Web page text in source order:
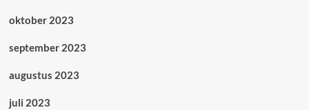
oktober 2023
september 2023
augustus 2023
juli 2023